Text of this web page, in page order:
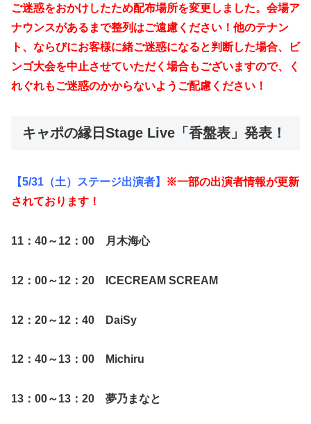
ご迷惑をおかけしたため配布場所を変更しました。会場ア
ナウンスがあるまで整列はご遠慮ください！ 他のテナン
ト、ならびにお客様に緒ご迷惑になると判断した場合、ビ
ンゴ大会を中止させていただく 場合もございますので、く
れぐれもご迷惑のかからないようご配慮ください！
キャポの縁日Stage Live「香盤表」発表！
【5/31（土）ステージ出演者】
※一部の出演者情報が更新
されております！
11：40～12：00 月木海心
12：00～12：20 ICECREAM SCREAM
12：20～12：40 DaiSy
12：40～13：00 Michiru
13：00～13：20 夢乃まなと